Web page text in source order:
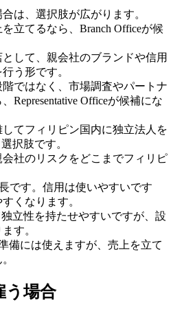
は、選択肢が広がります。
立てるなら、Branch Officeが候
して、親会社のブランドや信用
う形です。
ではなく、市場調査やパートナ
Representative Officeが候補にな
てフィリピン国内に独立法人を
択肢です。
社のリスクをどこまでフィリピ
です。信用は使いやすいです
くなります。
立性を持たせやすいですが、設
す。
備には使えますが、売上を立て
う場合